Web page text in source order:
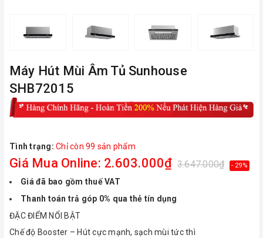
Máy Hút Mùi Âm Tủ Sunhouse
SHB72015
Tình trạng: Chỉ còn 99 sản phẩm
Giá Mua Online: 2.603.000₫ 3.647.000₫ - 29%
Giá đã bao gồm thuế VAT
Thanh toán trả góp 0% qua thẻ tín dụng
ĐẶC ĐIỂM NỔI BẬT
Chế độ Booster – Hút cực mạnh, sạch mùi tức thì